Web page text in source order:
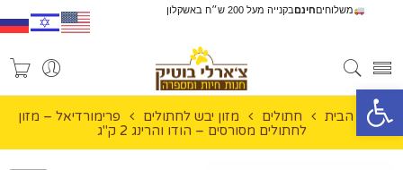
פתח סרגל נגישות
משלוחיםחינםבקנייה מעל 200 ש״ח באשקלון
עמוד הבית חתולים מזון יבש לחתולים
פרימורדיאל – מזון
לחתולים מסורסים – הודו והרינג 2 ק"ג